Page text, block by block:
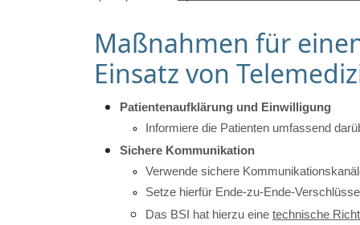
Maßnahmen für
Einsatz von
Patientenaufklärung und Einwilligung
Informiere die Patienten umfassend
Sichere Kommunikation
Verwende sichere
Setze hierfür Ende-zu-Ende-
Das BSI hat hierzu eine technische